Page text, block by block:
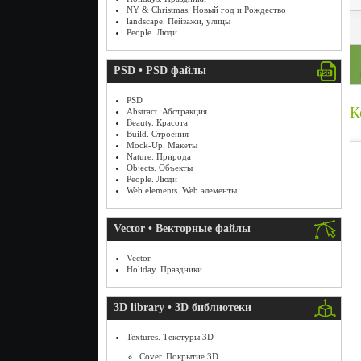
NY & Christmas. Новый год и Рождество
landscape. Пейзажи, улицы
People. Люди
PSD • PSD файлы
PSD
Abstract. Абстракция
Beauty. Красота
Build. Строения
Mock-Up. Макеты
Nature. Природа
Objects. Объекты
People. Люди
Web elements. Web элементы
Vector • Векторные файлы
Vector
Holiday. Праздники
3D library • 3D библиотеки
Textures. Текстуры 3D
Cover. Покрытие 3D